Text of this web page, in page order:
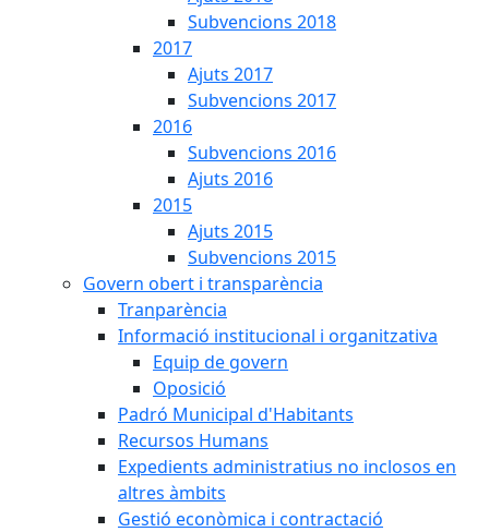
Subvencions 2018
2017
Ajuts 2017
Subvencions 2017
2016
Subvencions 2016
Ajuts 2016
2015
Ajuts 2015
Subvencions 2015
Govern obert i transparència
Tranparència
Informació institucional i organitzativa
Equip de govern
Oposició
Padró Municipal d'Habitants
Recursos Humans
Expedients administratius no inclosos en
altres àmbits
Gestió econòmica i contractació